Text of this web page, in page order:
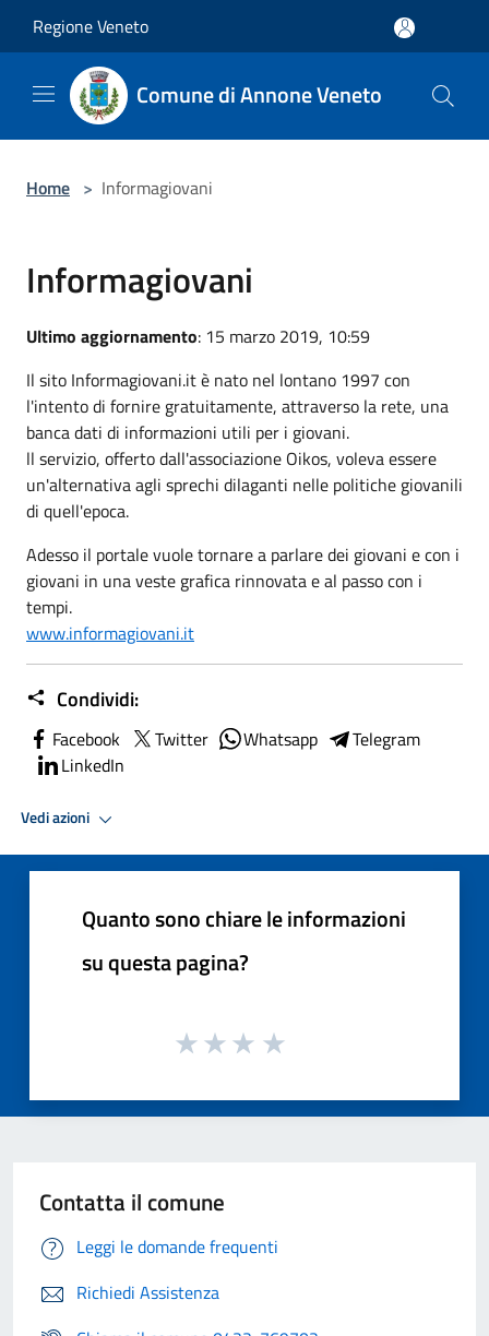
Regione Veneto
Comune di Annone Veneto
Home > Informagiovani
Informagiovani
Ultimo aggiornamento: 15 marzo 2019, 10:59
Il sito Informagiovani.it è nato nel lontano 1997 con
l'intento di fornire gratuitamente, attraverso la rete, una
banca dati di informazioni utili per i giovani.
ll servizio, offerto dall'associazione Oikos, voleva essere
un'alternativa agli sprechi dilaganti nelle politiche giovanili
di quell'epoca.
Adesso il portale vuole tornare a parlare dei giovani e con i
giovani in una veste grafica rinnovata e al passo con i
tempi.
www.informagiovani.it
Condividi:
Facebook Twitter Whatsapp
Telegram
LinkedIn
Vedi azioni
Quanto sono chiare le informazioni
su questa pagina?
Contatta il comune
Leggi le domande frequenti
Richiedi Assistenza